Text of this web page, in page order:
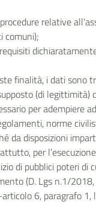
relative
comuni);
finalità, idatisono
(di legittimità)
per adempiere
norme
da disposizioni
per
di pubblici poteri di
(D. Lgs n.1/2018,
6, paragrafo 1,